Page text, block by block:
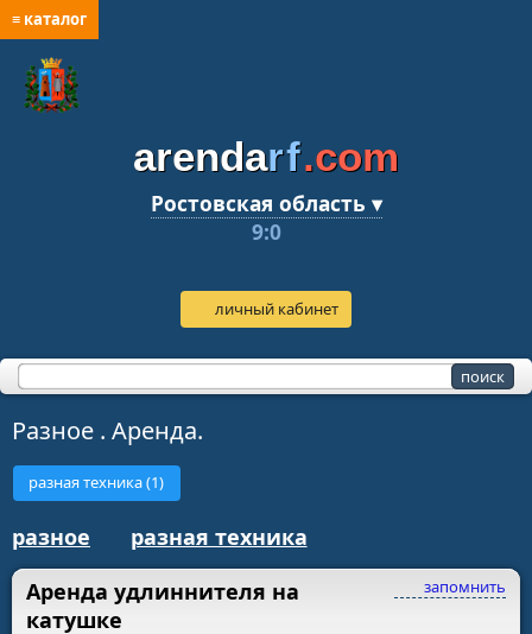
≡ каталог
arendarf.com
Ростовская область ▾
9:0
личный кабинет
Разное . Аренда.
разная техника (1)
разное разная техника
запомнить
Аренда удлиннителя на
катушке